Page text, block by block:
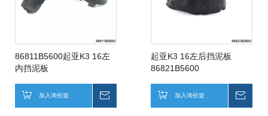
86811B5600起亚K3 16左
内挡泥板
加入询价篮
起亚K3 16左后挡泥板
86821B5600
加入询价篮